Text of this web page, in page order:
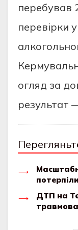
перебувaв
перевiрки
огляд зa
результaт
ДТП на